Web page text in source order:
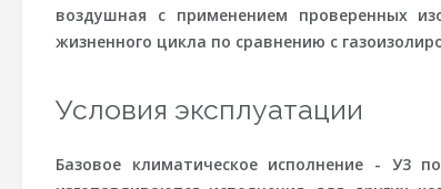
воздушная с применением проверенных
жизненного цикла по сравнению с
Условия эксплуатации
Базовое климатическое исполнение - У3